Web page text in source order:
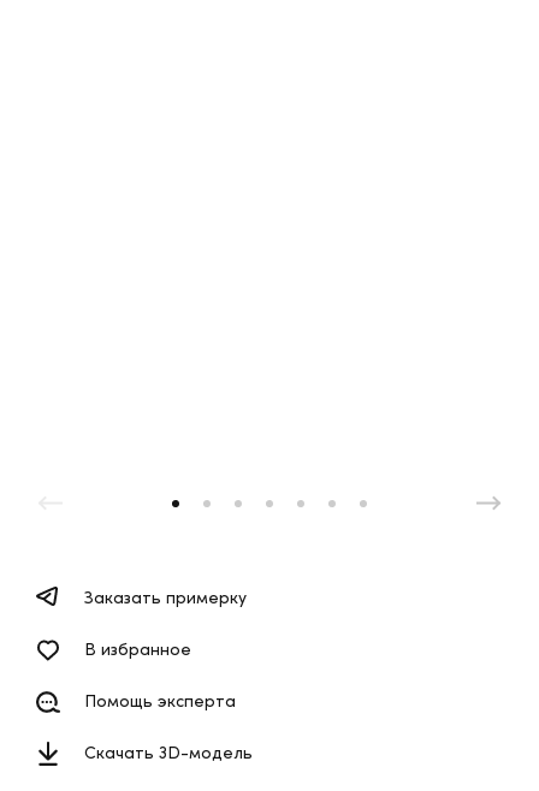
Заказать примерку
В избранное
Помощь эксперта
Скачать 3D-модель